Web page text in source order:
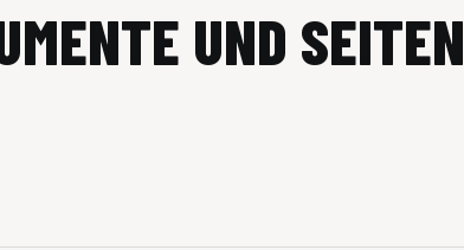
UND SEITEN